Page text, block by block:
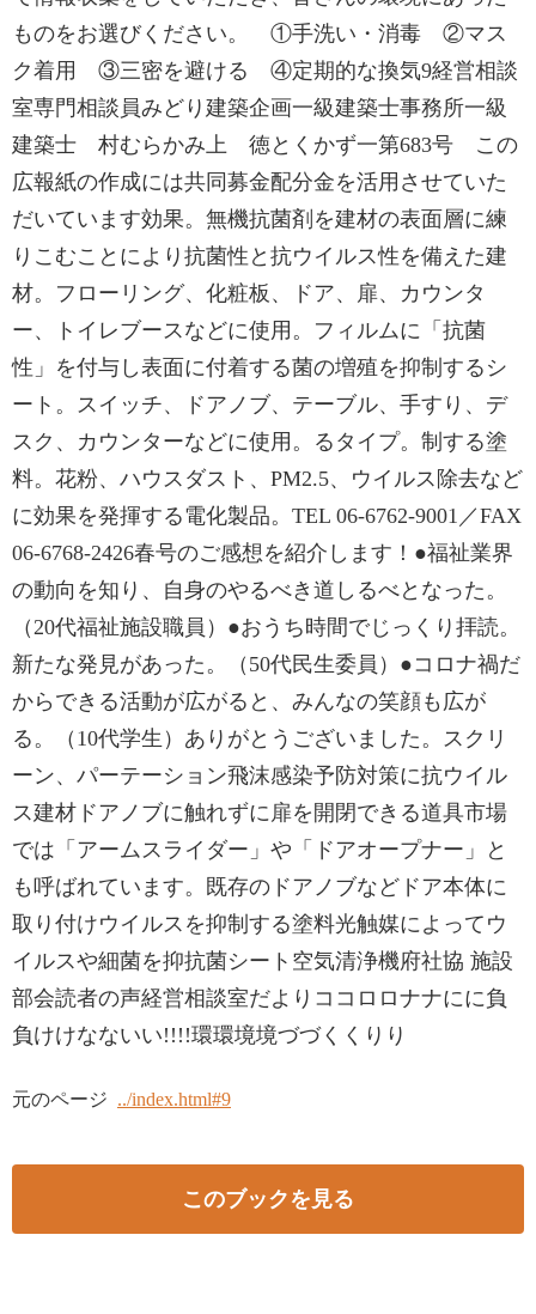
ものをお選びください。 ①手洗い・消毒 ②マス
ク着用 ③三密を避ける ④定期的な換気9経営相談
室専門相談員みどり建築企画一級建築士事務所一級
建築士 村むらかみ上 徳とくかず一第683号 この
広報紙の作成には共同募金配分金を活用させていた
だいています効果。無機抗菌剤を建材の表面層に練
りこむことにより抗菌性と抗ウイルス性を備えた建
材。フローリング、化粧板、ドア、扉、カウンタ
ー、トイレブースなどに使用。フィルムに「抗菌
性」を付与し表面に付着する菌の増殖を抑制するシ
ート。スイッチ、ドアノブ、テーブル、手すり、デ
スク、カウンターなどに使用。るタイプ。制する塗
料。花粉、ハウスダスト、PM2.5、ウイルス除去など
に効果を発揮する電化製品。TEL 06-6762-9001／FAX
06-6768-2426春号のご感想を紹介します！●福祉業界
の動向を知り、自身のやるべき道しるべとなった。
（20代福祉施設職員）●おうち時間でじっくり拝読。
新たな発見があった。（50代民生委員）●コロナ禍だ
からできる活動が広がると、みんなの笑顔も広が
る。（10代学生）ありがとうございました。スクリ
ーン、パーテーション飛沫感染予防対策に抗ウイル
ス建材ドアノブに触れずに扉を開閉できる道具市場
では「アームスライダー」や「ドアオープナー」と
も呼ばれています。既存のドアノブなどドア本体に
取り付けウイルスを抑制する塗料光触媒によってウ
イルスや細菌を抑抗菌シート空気清浄機府社協 施設
部会読者の声経営相談室だよりココロロナナにに負
負けけなないい!!!!環環境境づづくくりり
元のページ ../index.html#9
このブックを見る